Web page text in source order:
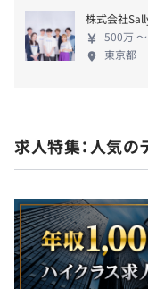
業績給：年1回（6月）
定時改定：年１回（
・ソニー健康保険
・雇用保険
・労災保険
株式会社
500万
東京都
求人特集：人気